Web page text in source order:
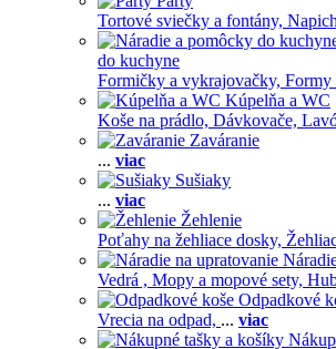
Tortové sviečky a fontány,
do kuchyne
Formičky a vykrajovačky, Formy
Kúpelňa a WC
Koše na prádlo, Dávkovače,
Zaváranie
... viac
Sušiaky
... viac
Žehlenie
Poťahy na žehliace dosky,
Vedrá , Mopy a mopové sety,
Odpadkové
Vrecia na odpad, ... viac